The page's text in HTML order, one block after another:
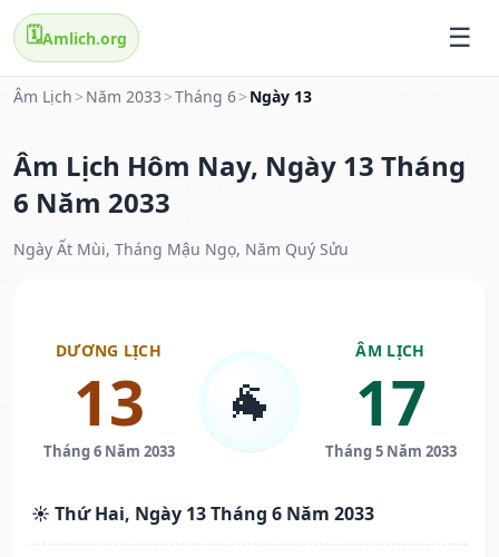
🗓️Amlich.org
Âm Lịch > Năm 2033 >Tháng 6> Ngày 13
Âm Lịch Hôm Nay, Ngày 13 Tháng
6 Năm 2033
Ngày Ất Mùi, Tháng Mậu Ngọ, Năm Quý Sửu
DƯƠNG LỊCH
13
Tháng 6 Năm 2033
🐐
ÂM LỊCH
17
Tháng 5 Năm 2033
☀️ Thứ Hai, Ngày 13 Tháng 6 Năm 2033